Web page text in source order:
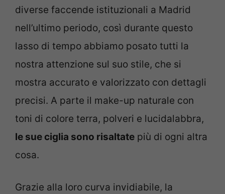
diverse faccende istituzionali a Madrid
nell’ultimo periodo, così durante questo
lasso di tempo abbiamo posato tutti la
nostra attenzione sul suo stile, che si
mostra accurato e valorizzato con dettagli
precisi. A parte il make-up naturale con
toni di colore terra, polveri e lucidalabbra,
le sue ciglia sono risaltate più di ogni altra
cosa.
Grazie alla loro curva invidiabile, la